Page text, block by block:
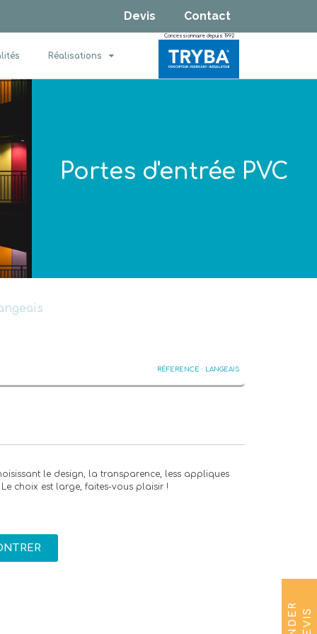
Devis Contact
Réalisations
Concessionnaire depuis 1992
Portes d'entrée PVC
LANGEAIS
le design, la transparence, less appliques
choix est large, faites-vous plaisir !